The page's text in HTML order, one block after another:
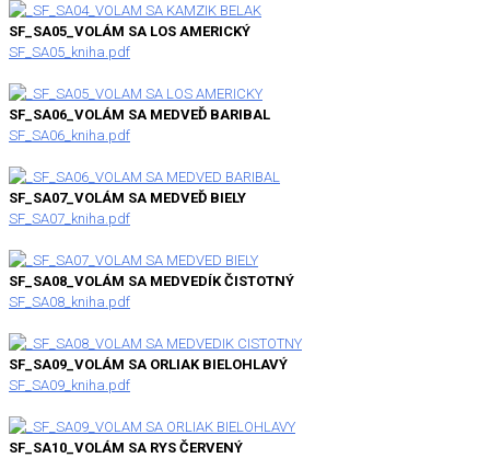
SF_SA05_VOLÁM SA LOS AMERICKÝ
SF_SA05_kniha.pdf
SF_SA06_VOLÁM SA MEDVEĎ BARIBAL
SF_SA06_kniha.pdf
SF_SA07_VOLÁM SA MEDVEĎ BIELY
SF_SA07_kniha.pdf
SF_SA08_VOLÁM SA MEDVEDÍK ČISTOTNÝ
SF_SA08_kniha.pdf
SF_SA09_VOLÁM SA ORLIAK BIELOHLAVÝ
SF_SA09_kniha.pdf
SF_SA10_VOLÁM SA RYS ČERVENÝ